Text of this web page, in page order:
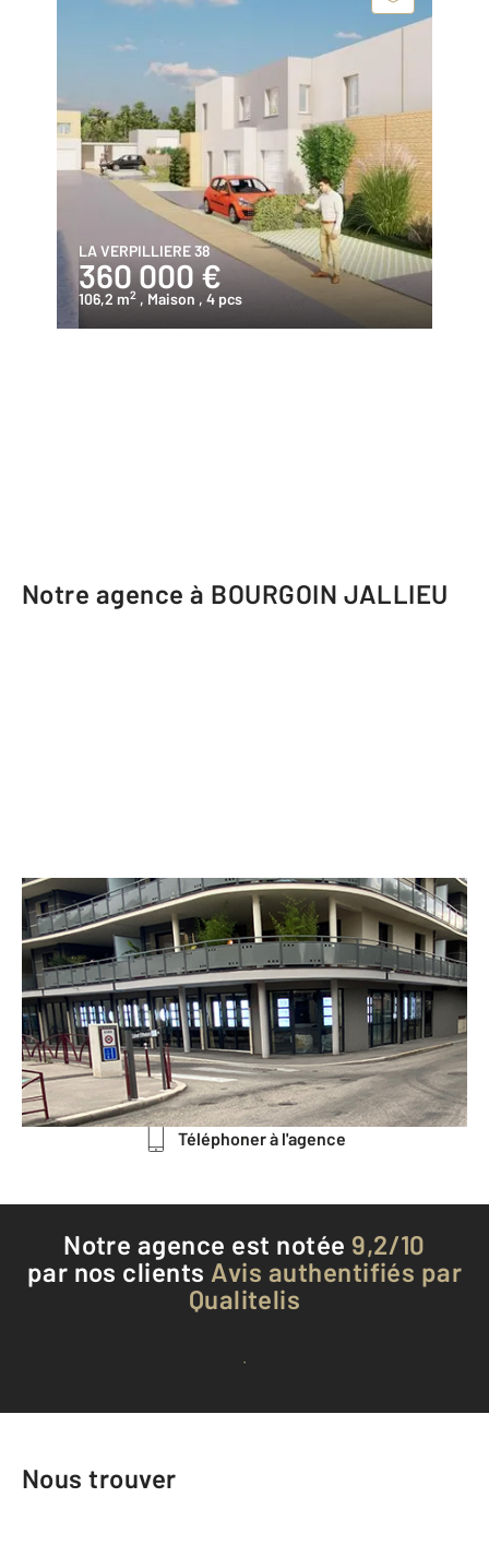
LA VERPILLIERE 38
360 000 €
106,2 m2 , Maison , 4 pcs
Notre agence à BOURGOIN JALLIEU
CENTURY 21 Immobilier Batigimm
19 avenue Maréchal Leclerc Angle 27
rue Victor Hugo
BOURGOIN JALLIEU - 38300
Envoyer un message
Téléphoner à l'agence
Notre agence est notée 9,2/10
par nos clients Avis authentifiés par
Qualitelis
Voir tous les avis clients
Nous trouver